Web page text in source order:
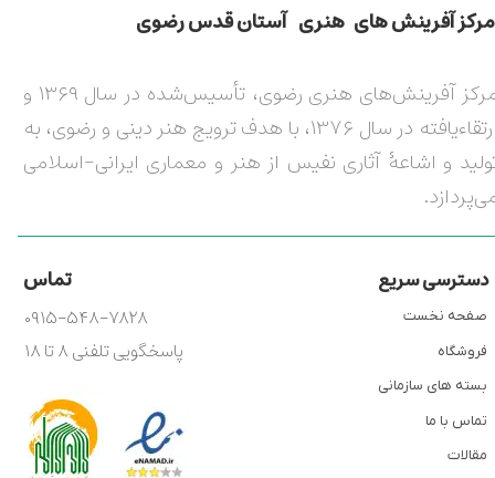
مركز آفرينش های هنری آستان قدس رضوی​​​​​​​​​​​​​​
مرکز آفرینش‌های هنری رضوی، تأسیس‌شده در سال ۱۳۶۹ و
ارتقاءیافته در سال ۱۳۷۶، با هدف ترویج هنر دینی و رضوی، به
و اشاعۀ آثاری نفیس از هنر و معماری ایرانی-اسلامی
دسترسی سریع تماس
۰۹۱۵-۵۴۸-۷۸۲۸
پاسخگویی تلفنی ۸ تا ۱۸
صفحه نخست
فروشگاه
بسته های سازمانی
تماس با ما
مقالات